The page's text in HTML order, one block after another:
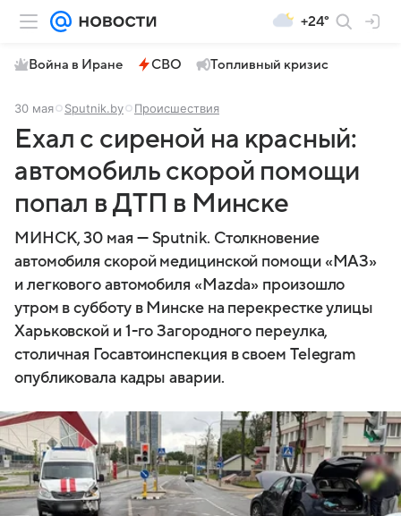
+24°
Война в Иране СВО Топливный кризис
30 мая Sputnik.by Происшествия
Ехал с сиреной на красный:
автомобиль скорой помощи
попал в ДТП в Минске
МИНСК, 30 мая — Sputnik. Столкновение
автомобиля скорой медицинской помощи «МАЗ»
и легкового автомобиля «Mazda» произошло
утром в субботу в Минске на перекрестке улицы
Харьковской и 1-го Загородного переулка,
столичная Госавтоинспекция в своем Telegram
опубликовала кадры аварии.